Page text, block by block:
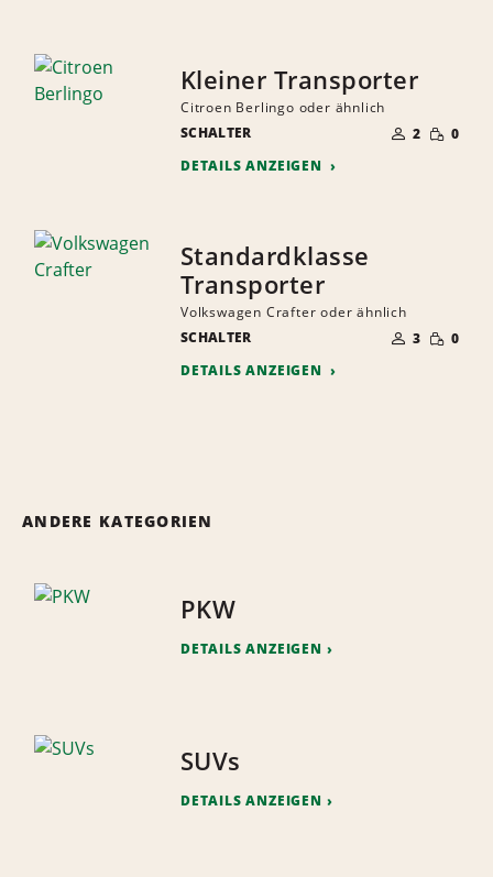
Kleiner Transporter
Citroen Berlingo oder ähnlich
SCHALTER
DER
MITFAHRER
2 GERINGE
MENGE
0
DETAILS ANZEIGEN
Standardklasse
Transporter
Volkswagen Crafter oder ähnlich
SCHALTER
DER
MITFAHRER
3 GERINGE
MENGE
0
DETAILS ANZEIGEN
ANDERE KATEGORIEN
PKW
DETAILS ANZEIGEN
SUVs
DETAILS ANZEIGEN